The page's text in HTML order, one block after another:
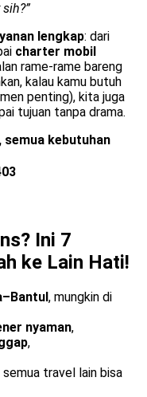
lengkap: dari
charter mobil
rame-rame bareng
kalau kamu butuh
penting), kita juga
tujuan tanpa drama.
kebutuhan
Ini 7
ke Lain Hati!
, mungkin di
nyaman,
,
semua travel lain bisa